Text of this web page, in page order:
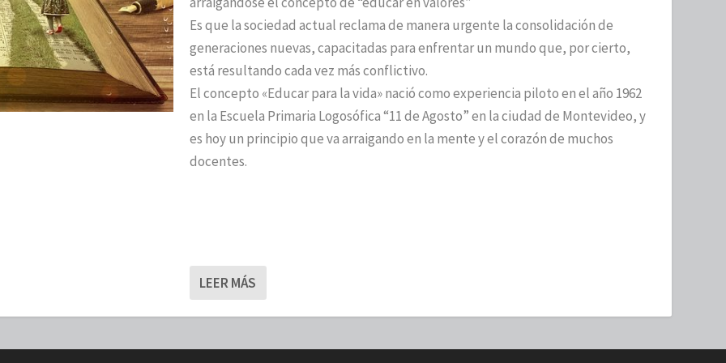
Es que la sociedad actual reclama de manera urgente la consolidación de
generaciones nuevas, capacitadas para enfrentar un mundo que, por cierto,
está resultando cada vez más conflictivo.
El concepto «Educar para la vida» nació como experiencia piloto en el año 1962
en la Escuela Primaria Logosófica “11 de Agosto” en la ciudad de Montevideo, y
es hoy un principio que va arraigando en la mente y el corazón de muchos
docentes.
LEER MÁS